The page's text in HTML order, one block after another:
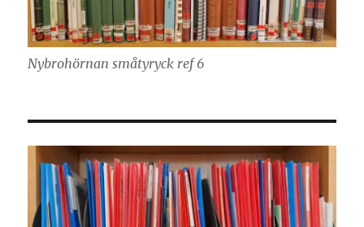
Nybrohörnan småtyryck ref 6